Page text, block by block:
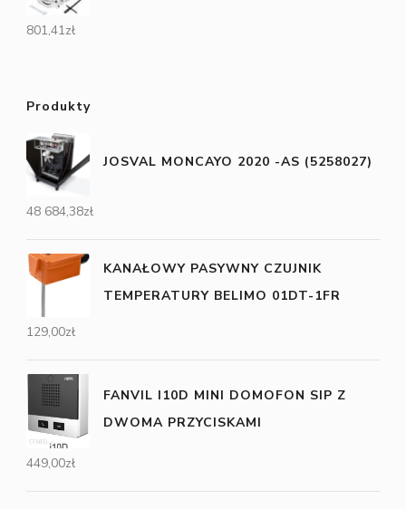
801,41zł
Produkty
JOSVAL MONCAYO 2020 -AS (5258027)
48 684,38zł
KANAŁOWY PASYWNY CZUJNIK
TEMPERATURY BELIMO 01DT-1FR
129,00zł
FANVIL I10D MINI DOMOFON SIP Z
DWOMA PRZYCISKAMI
449,00zł